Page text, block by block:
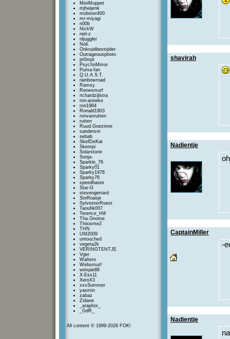
MiniMuppet
mjheijenk
mobster400
mr-miyagi
n00b
NickW
niel-z
nljuggler
Noli.
Onkruidbestrjider
Outrageousphoto
pr0mpt
PsychoMirror
Puma-fan
Q.U.A.S.T.
rainbowroad
Ramsy
Renesmurf
richardzijlstra
ron-anneke
ron1964
Ronald1903
ronvanrutten
rutten
Ruud.Goezinne
sandersm
sebab
SkefDeKat
Skempi
Solarstone
Sonja-
Sparkle_76
Sparky01
Sparky1976
Sparky76
speedhaste
Star-G
stevengerrard
Stoffoasje
SylvesterRoest
Taoufik007
Terence_Hill
Tha.Gnome
Thisisme2
THN
UM2009
untouched
vegeta2k
VERINGTENTJE
Vger
Waltero
Websmurf
wimpie88
X-Ess11
XeroX3
xxxSummer
yasmin
zabaz
Zidane
_araphor_
_GdR_
All content © 1999-2026 FOK!
shavirah
Nadientje
CaptainMiller
-
Nadientje